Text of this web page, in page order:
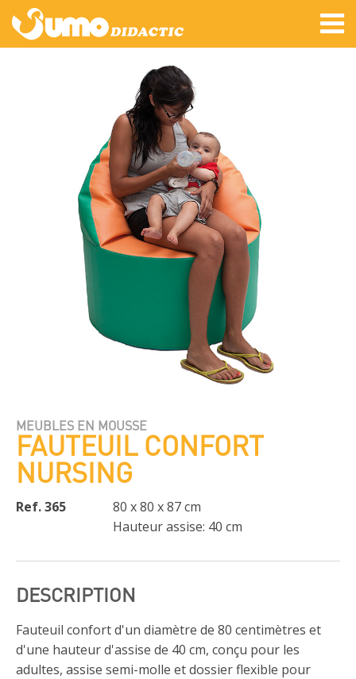
MEUBLES EN MOUSSE
FAUTEUIL CONFORT
NURSING
Ref. 365
80 x 80 x 87 cm
Hauteur assise: 40 cm
DESCRIPTION
Fauteuil confort d'un diamètre de 80 centimètres et
d'une hauteur d'assise de 40 cm, conçu pour les
adultes, assise semi-molle et dossier flexible pour